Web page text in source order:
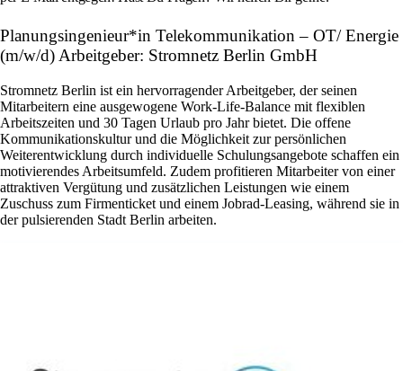
Planungsingenieur*in Telekommunikation – OT/ Energie
(m/w/d) Arbeitgeber: Stromnetz Berlin GmbH
Stromnetz Berlin ist ein hervorragender Arbeitgeber, der seinen
Mitarbeitern eine ausgewogene Work-Life-Balance mit flexiblen
Arbeitszeiten und 30 Tagen Urlaub pro Jahr bietet. Die offene
Kommunikationskultur und die Möglichkeit zur persönlichen
Weiterentwicklung durch individuelle Schulungsangebote schaffen ein
motivierendes Arbeitsumfeld. Zudem profitieren Mitarbeiter von einer
attraktiven Vergütung und zusätzlichen Leistungen wie einem
Zuschuss zum Firmenticket und einem Jobrad-Leasing, während sie in
der pulsierenden Stadt Berlin arbeiten.